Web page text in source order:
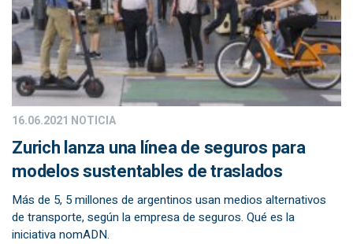
16.06.2021 NOTICIA
Zurich lanza una línea de seguros para
modelos sustentables de traslados
Más de 5, 5 millones de argentinos usan medios alternativos
de transporte, según la empresa de seguros. Qué es la
iniciativa nomADN.